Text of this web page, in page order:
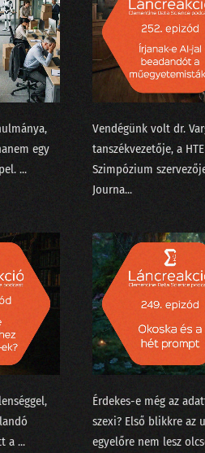
199 - Baráti
198 - A
197 - A
195 - Az
194 - Miért
192 - 2024 a
191 - Az
190 -
189 -
188 -
187 -
186 - A
egy
...
Vendégünk volt ⁠dr.
tanszékvezetője, a
Szimpózium⁠
Journa...
a ...
Érdekes-e még az
szexi? Első blikkre az
egyelőre nem lesz